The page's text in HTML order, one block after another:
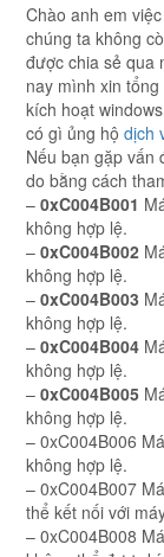
Chào anh em
chúng ta không
được chia sẻ qua
nay mình xin
kích hoạt
có gì ủng hộ dịch
Nếu bạn gặp vấn
do bằng cách
– 0xC004B001
không hợp lệ.
– 0xC004B002
không hợp lệ.
– 0xC004B003
không hợp lệ.
– 0xC004B004
không hợp lệ.
– 0xC004B005
không hợp lệ.
– 0xC004B006
không hợp lệ.
– 0xC004B007
thể kết nối với
– 0xC004B008